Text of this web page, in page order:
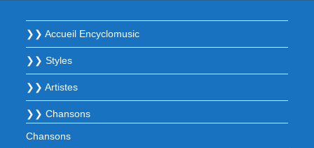
❯❯ Accueil Encyclomusic
❯❯ Styles
❯❯ Artistes
❯❯ Chansons
Chansons